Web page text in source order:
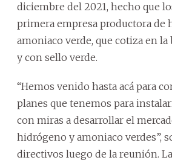
diciembre del 2021, hecho que
primera empresa productora de
amoniaco verde, que cotiza en la
y con sello verde.
“Hemos venido hasta acá para
planes que tenemos para
con miras a desarrollar el
hidrógeno y amoniaco verdes”,
directivos luego de la reunión.